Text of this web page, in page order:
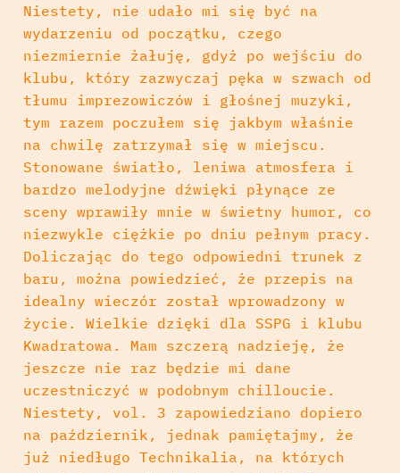
Niestety, nie udało mi się być na
wydarzeniu od początku, czego
niezmiernie żałuję, gdyż po wejściu do
klubu, który zazwyczaj pęka w szwach od
tłumu imprezowiczów i głośnej muzyki,
tym razem poczułem się jakbym właśnie
na chwilę zatrzymał się w miejscu.
Stonowane światło, leniwa atmosfera i
bardzo melodyjne dźwięki płynące ze
sceny wprawiły mnie w świetny humor, co
niezwykle ciężkie po dniu pełnym pracy.
Doliczając do tego odpowiedni trunek z
baru, można powiedzieć, że przepis na
idealny wieczór został wprowadzony w
życie. Wielkie dzięki dla SSPG i klubu
Kwadratowa. Mam szczerą nadzieję, że
jeszcze nie raz będzie mi dane
uczestniczyć w podobnym chilloucie.
Niestety, vol. 3 zapowiedziano dopiero
na październik, jednak pamiętajmy, że
już niedługo Technikalia, na których